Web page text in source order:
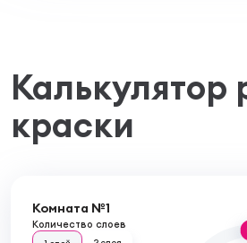
Калькулятор
краски
Комната №1
Количество слоев